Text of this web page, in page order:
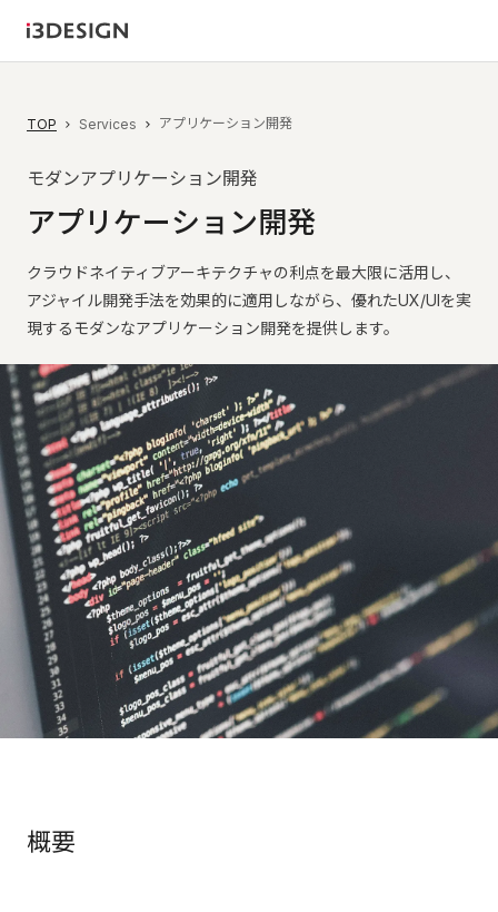
TOP Services アプリケーション開発
モダンアプリケーション開発
アプリ ケーシ ョ ン開発
クラウドネイティブアーキテクチャの利点を最大限に活用し、
アジャイル開発手法を効果的に適用しながら、優れたUX/UIを実
現するモダンなアプリケーション開発を提供します。
概要